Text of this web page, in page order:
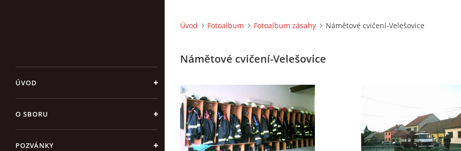
ÚVOD
O SBORU
POZVÁNKY
Úvod Fotoalbum Fotoalbum zásahy Námětové cvičení-Velešovice
Námětové cvičení-Velešovice